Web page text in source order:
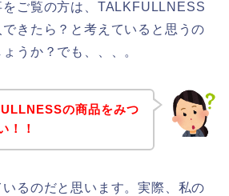
をご覧の方は、TALKFULLNESS
きたら？と考えていると思うの
うか？でも、、、。
の商品をみつ
！！
るのだと思います。実際、私の